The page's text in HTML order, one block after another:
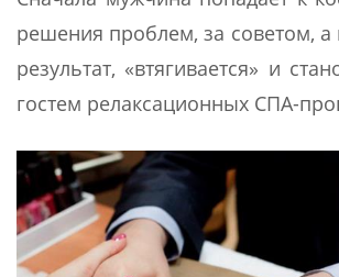
решения проблем, за советом,
результат, «втягивается» и
гостем релаксационных СПА-